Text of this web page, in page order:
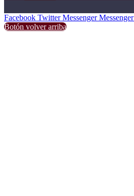
Facebook Twitter Messenger Messenger
Botón volver arriba